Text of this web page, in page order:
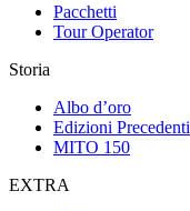
Pacchetti
Tour Operator
Storia
Albo d’oro
Edizioni Precedenti
MITO 150
EXTRA